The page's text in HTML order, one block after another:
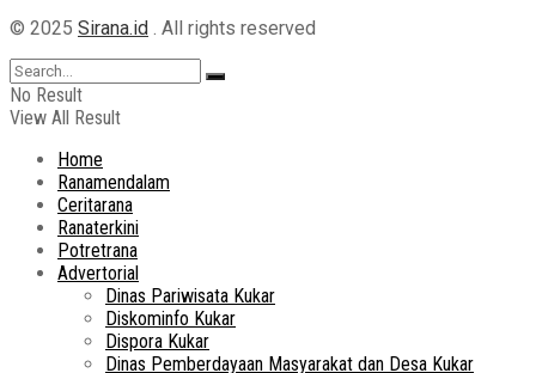
© 2025 Sirana.id . All rights reserved
No Result
View All Result
Home
Ranamendalam
Ceritarana
Ranaterkini
Potretrana
Advertorial
Dinas Pariwisata Kukar
Diskominfo Kukar
Dispora Kukar
Dinas Pemberdayaan Masyarakat dan Desa Kukar